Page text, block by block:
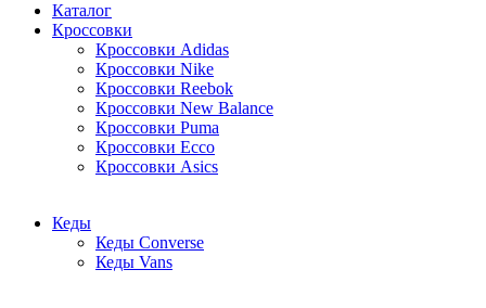
Каталог
Кроссовки
Кроссовки Adidas
Кроссовки Nike
Кроссовки Reebok
Кроссовки New Balance
Кроссовки Puma
Кроссовки Ecco
Кроссовки Asics
Кеды
Кеды Converse
Кеды Vans